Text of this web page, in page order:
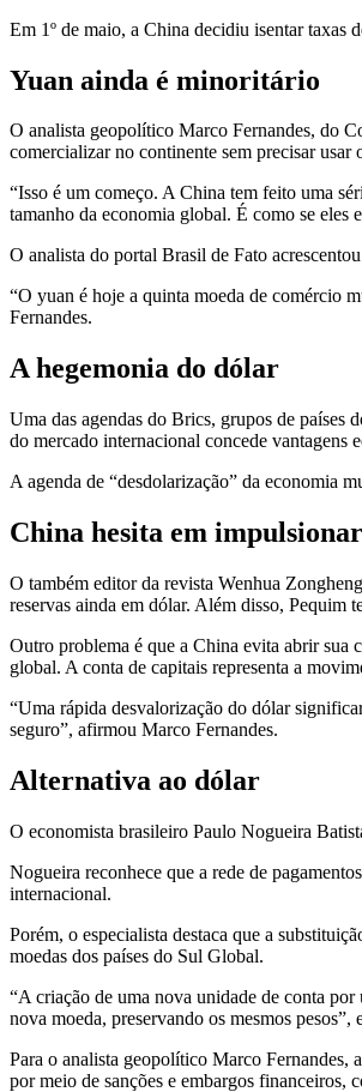
Em 1º de maio, a China decidiu isentar taxas
Yuan ainda é minoritário
O analista geopolítico Marco Fernandes, do
comercializar no continente sem precisar usar
“Isso é um começo. A China tem feito uma
tamanho da economia global. É como se eles
O analista do portal Brasil de Fato
“O yuan é hoje a quinta moeda de comércio
Fernandes.
A hegemonia do dólar
Uma das agendas do Brics, grupos de
do mercado internacional concede
A agenda de “desdolarização” da economia
China hesita em
O também editor da revista Wenhua
reservas ainda em dólar. Além disso, Pequim
Outro problema é que a China evita abrir sua
global. A conta de capitais representa a
“Uma rápida desvalorização do dólar
seguro”, afirmou Marco Fernandes.
Alternativa ao dólar
O economista brasileiro Paulo Nogueira
Nogueira reconhece que a rede de
internacional.
Porém, o especialista destaca que a
moedas dos países do Sul Global.
“A criação de uma nova unidade de conta
nova moeda, preservando os mesmos
Para o analista geopolítico Marco Fernandes,
por meio de sanções e embargos financeiros,